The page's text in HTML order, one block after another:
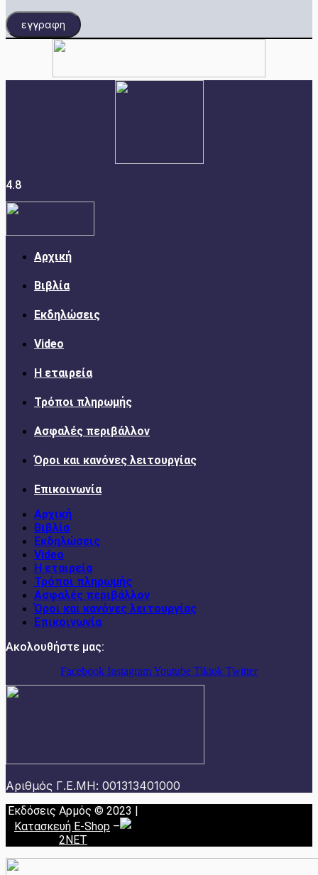
εγγραφη
4.8
Αρχική
Βιβλία
Εκδηλώσεις
Video
Η εταιρεία
Τρόποι πληρωμής
Ασφαλές περιβάλλον
Όροι και κανόνες λειτουργίας
Επικοινωνία
Αρχική
Βιβλία
Εκδηλώσεις
Video
Η εταιρεία
Τρόποι πληρωμής
Ασφαλές περιβάλλον
Όροι και κανόνες λειτουργίας
Επικοινωνία
Ακολουθήστε μας:
Facebook InstagramYoutube Tiktok Twitter
Αριθμός Γ.Ε.ΜΗ: 001313401000
Εκδόσεις Αρμός © 2023 |
Κατασκευή E-Shop –
2NET